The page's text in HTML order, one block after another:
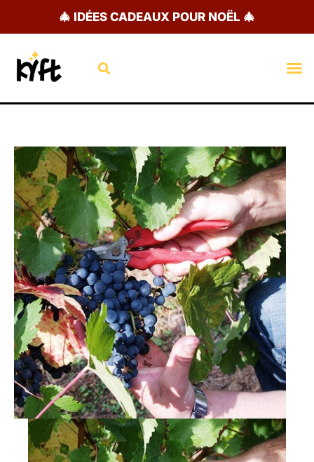
🎄 IDÉES CADEAUX POUR NOËL 🎄
Rechercher
Ajouter à ma Kyft list